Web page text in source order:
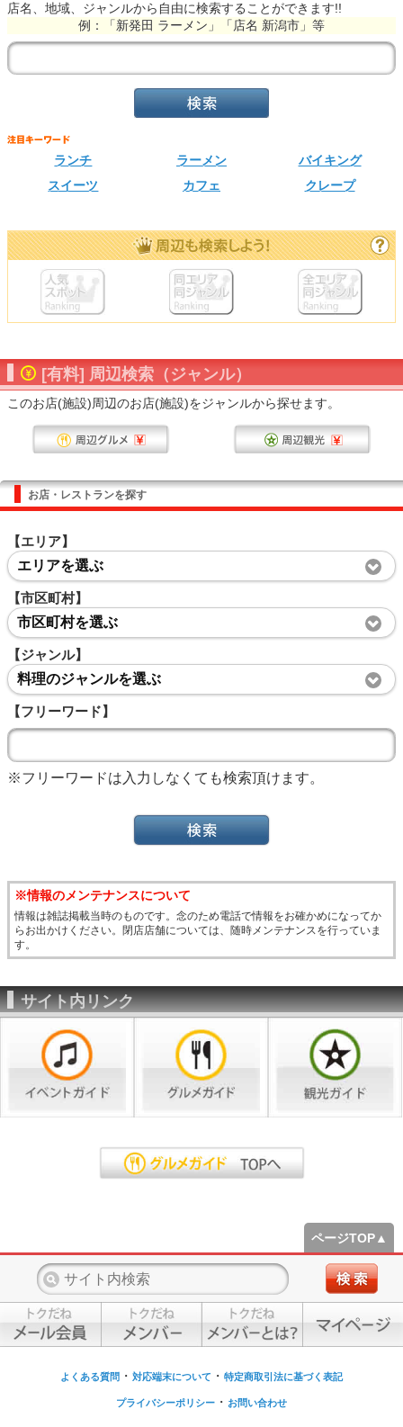
店名、地域、ジャンルから自由に検索することができます!!
例：「新発田 ラーメン」「店名 新潟市」等
ランチ ラーメン
バイキング
スイーツ
カフェ クレープ
[有料] 周辺検索（ジャンル）
このお店(施設)周辺のお店(施設)をジャンルから探せます。
お店・レストランを探す
【エリア】
エリアを選ぶ
【市区町村】
市区町村を選ぶ
【ジャンル】
料理のジャンルを選ぶ
【フリーワード】
※フリーワードは入力しなくても検索頂けます。
※情報のメンテナンスについて
情報は雑誌掲載当時のものです。念のため電話で情報をお確かめになってか
らお出かけください。閉店店舗については、随時メンテナンスを行っていま
す。
サイト内リンク
ページTOP▲
よくある質問 ・ 対応端末について ・ 特定商取引法に基づく表記
プライバシーポリシー ・ お問い合わせ